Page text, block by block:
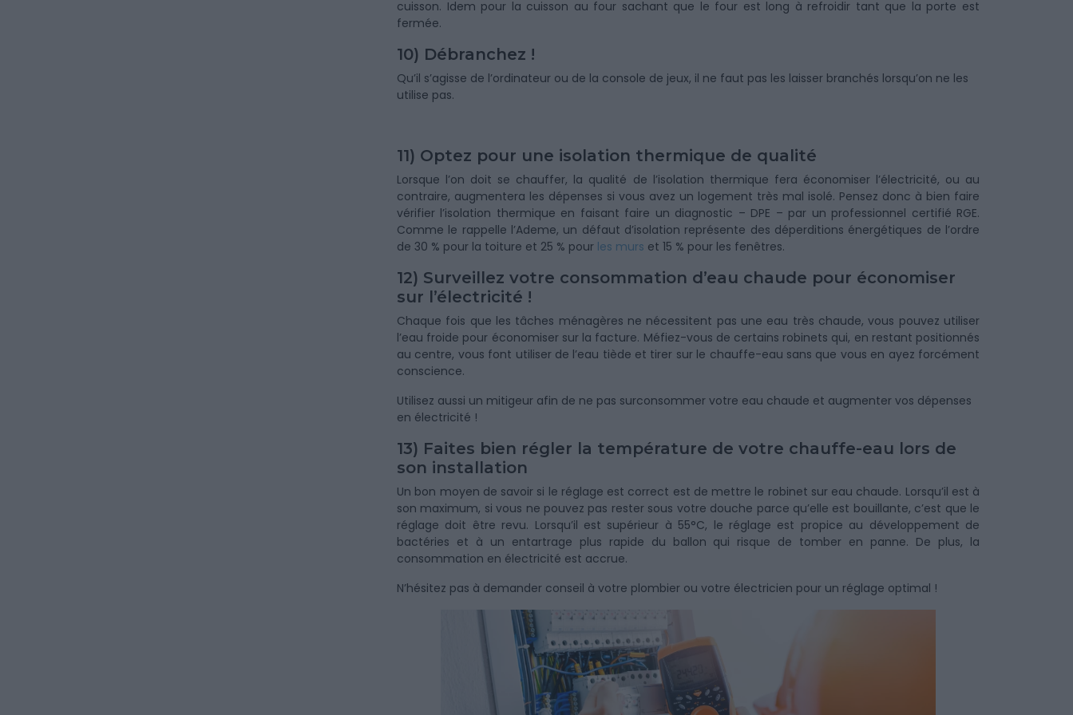
cuisson. Idem pour la cuisson au four sachant que le four est long à refroidir tant que la porte est
fermée.
10) Débranchez !
Qu’il s’agisse de l’ordinateur ou de la console de jeux, il ne faut pas les laisser branchés lorsqu’on ne les
utilise pas.
11) Optez pour une isolation thermique de qualité
Lorsque l’on doit se chauffer, la qualité de l’isolation thermique fera économiser l’électricité, ou au
contraire, augmentera les dépenses si vous avez un logement très mal isolé. Pensez donc à bien faire
vérifier l’isolation thermique en faisant faire un diagnostic – DPE – par un professionnel certifié RGE.
Comme le rappelle l’Ademe, un défaut d’isolation représente des déperditions énergétiques de l’ordre
de 30 % pour la toiture et 25 % pour les murs et 15 % pour les fenêtres.
12) Surveillez votre consommation d’eau chaude pour économiser
sur l’électricité !
Chaque fois que les tâches ménagères ne nécessitent pas une eau très chaude, vous pouvez utiliser
l’eau froide pour économiser sur la facture. Méfiez-vous de certains robinets qui, en restant positionnés
au centre, vous font utiliser de l’eau tiède et tirer sur le chauffe-eau sans que vous en ayez forcément
conscience.
Utilisez aussi un mitigeur afin de ne pas surconsommer votre eau chaude et augmenter vos dépenses
en électricité !
13) Faites bien régler la température de votre chauffe-eau lors de
son installation
Un bon moyen de savoir si le réglage est correct est de mettre le robinet sur eau chaude. Lorsqu’il est à
son maximum, si vous ne pouvez pas rester sous votre douche parce qu’elle est bouillante, c’est que le
réglage doit être revu. Lorsqu’il est supérieur à 55°C, le réglage est propice au développement de
bactéries et à un entartrage plus rapide du ballon qui risque de tomber en panne. De plus, la
consommation en électricité est accrue.
N’hésitez pas à demander conseil à votre plombier ou votre électricien pour un réglage optimal !